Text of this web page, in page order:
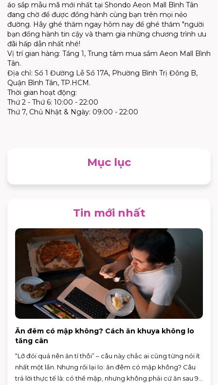
áo sắp mẫu mã mới nhất tại Shondo Aeon Mall Bình Tân
đang chờ để được đồng hành cùng bạn trên mọi nẻo
đường. Hãy ghé thăm ngay hôm nay để ghé thăm "người
bạn đồng hành tin cậy và tham gia những chương trình ưu
đãi hấp dẫn nhất nhé!
Vị trí gian hàng: Tầng 1, Trung tâm mua sắm Aeon Mall Bình
Tân.
Địa chỉ: Số 1 Đường Lễ Số 17A, Phường Bình Trị Đông B,
Quận Bình Tân, TP.HCM.
Thời gian hoạt động:
Thứ 2 - Thứ 6: 10:00 - 22:00
Thứ 7, Chủ Nhật & Ngày: 09:00 - 22:00
Mục lục
Tin mới nhất
Ăn đêm có mập không? Cách ăn khuya không lo
tăng cân
“Lỡ đói quá nên ăn tí thôi” – câu này chắc ai cũng từng nói ít
nhất một lần. Nhưng rồi lại lo: ăn đêm có mập không? Câu
trả lời thực tế là: có thể mập, nhưng không phải cứ ăn sau 9